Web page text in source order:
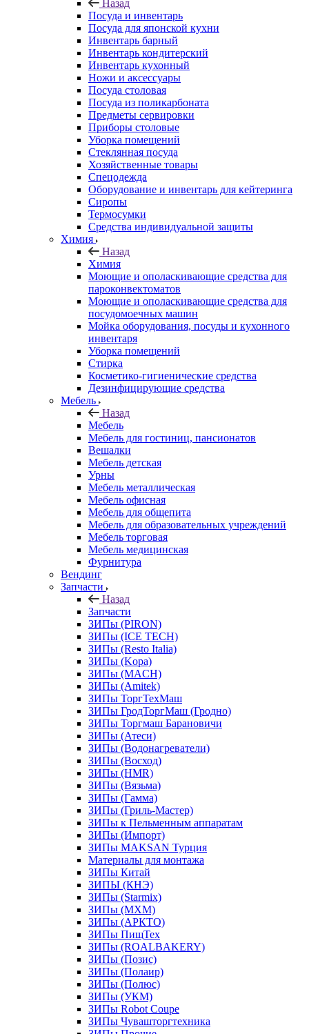
Назад
Посуда и инвентарь
Посуда для японской кухни
Инвентарь барный
Инвентарь кондитерский
Инвентарь кухонный
Ножи и аксессуары
Посуда столовая
Посуда из поликарбоната
Предметы сервировки
Приборы столовые
Уборка помещений
Стеклянная посуда
Хозяйственные товары
Спецодежда
Оборудование и инвентарь для кейтеринга
Сиропы
Термосумки
Средства индивидуальной защиты
Химия
Назад
Химия
Моющие и ополаскивающие средства для
пароконвектоматов
Моющие и ополаскивающие средства для
посудомоечных машин
Мойка оборудования, посуды и кухонного
инвентаря
Уборка помещений
Стирка
Косметико-гигиенические средства
Дезинфицирующие средства
Мебель
Назад
Мебель
Мебель для гостиниц, пансионатов
Вешалки
Мебель детская
Урны
Мебель металлическая
Мебель офисная
Мебель для общепита
Мебель для образовательных учреждений
Мебель торговая
Мебель медицинская
Фурнитура
Вендинг
Запчасти
Назад
Запчасти
ЗИПы (PIRON)
ЗИПы (ICE TECH)
ЗИПы (Resto Italia)
ЗИПы (Kopa)
ЗИПы (MACH)
ЗИПы (Amitek)
ЗИПы ТоргТехМаш
ЗИПы ГродТоргМаш (Гродно)
ЗИПы Торгмаш Барановичи
ЗИПы (Атеси)
ЗИПы (Водонагреватели)
ЗИПы (Восход)
ЗИПы (HMR)
ЗИПы (Вязьма)
ЗИПы (Гамма)
ЗИПы (Гриль-Мастер)
ЗИПы к Пельменным аппаратам
ЗИПы (Импорт)
ЗИПы MAKSAN Турция
Материалы для монтажа
ЗИПы Китай
ЗИПЫ (КНЭ)
ЗИПы (Starmix)
ЗИПы (МХМ)
ЗИПы (АРКТО)
ЗИПы ПищТех
ЗИПы (ROALBAKERY)
ЗИПы (Позис)
ЗИПы (Полаир)
ЗИПы (Полюс)
ЗИПы (УКМ)
ЗИПы Robot Coupe
ЗИПы Чувашторгтехника